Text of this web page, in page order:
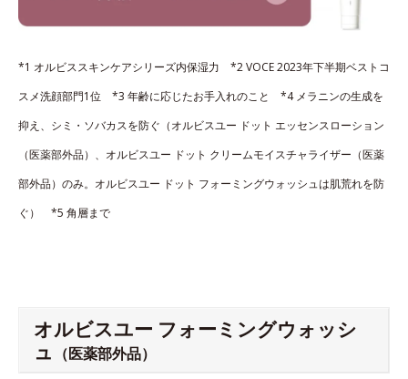
*1 オルビススキンケアシリーズ内保湿力 *2 VOCE 2023年下半期ベストコ
スメ洗顔部門1位 *3 年齢に応じたお手入れのこと *4 メラニンの生成を
抑え、シミ・ソバカスを防ぐ（オルビスユー ドット エッセンスローション
（医薬部外品）、オルビスユー ドット クリームモイスチャライザー（医薬
部外品）のみ。オルビスユー ドット フォーミングウォッシュは肌荒れを防
ぐ） *5 角層まで
オルビスユー フォーミングウォッシ
ュ （医薬部外品）